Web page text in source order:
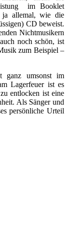
im Booklet
ja allemal, wie die
CD beweist.
Nichtmusikern
noch schön, ist
zum Beispiel –
ganz umsonst im
Lagerfeuer ist es
entlocken ist eine
Als Sänger und
persönliche Urteil